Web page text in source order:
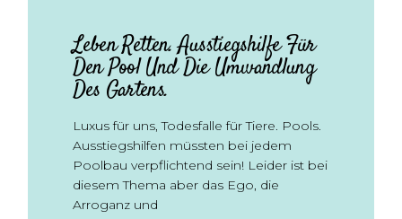
Leben Retten. Ausstiegshilfe Für
Den Pool Und Die Umwandlung
Des Gartens.
Luxus für uns, Todesfalle für Tiere. Pools.
Ausstiegshilfen müssten bei jedem
Poolbau verpflichtend sein! Leider ist bei
diesem Thema aber das Ego, die
Arroganz und